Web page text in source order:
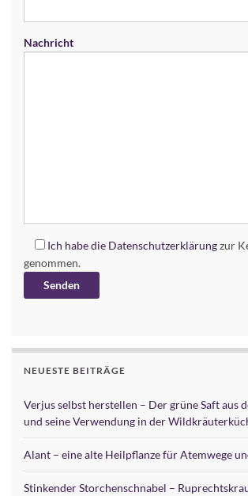
Nachricht
Ich habe die Datenschutzerklärungzur
genommen.
NEUESTE BEITRÄGE
Verjus selbst herstellen – Der grüne Saft aus
und seine Verwendung in der
Alant – eine alte Heilpflanze für Atemwege
Stinkender Storchenschnabel –